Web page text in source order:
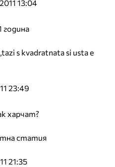
13:04
година
s kvadratnata si usta e
23:49
харчат?
статия
21:35